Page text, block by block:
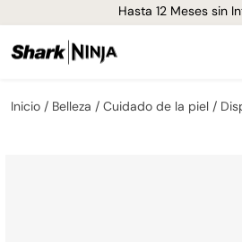
¡Envíos GRATIS de 1-3 días
Inicio Belleza Cuidado de la piel